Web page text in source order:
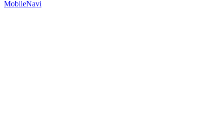
MobileNavi